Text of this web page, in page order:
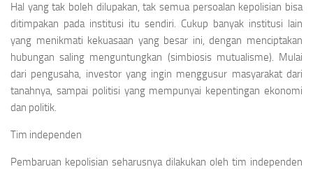
Hal yang tak boleh dilupakan, tak semua persoalan kepolisian bisa
ditimpakan pada institusi itu sendiri. Cukup banyak institusi lain
yang menikmati kekuasaan yang besar ini, dengan menciptakan
hubungan saling menguntungkan (simbiosis mutualisme). Mulai
dari pengusaha, investor yang ingin menggusur masyarakat dari
tanahnya, sampai politisi yang mempunyai kepentingan ekonomi
dan politik.
Tim independen
Pembaruan kepolisian seharusnya dilakukan oleh tim independen